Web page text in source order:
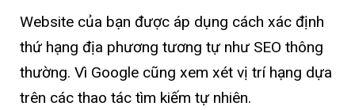
Website của bạn được áp dụng cách xác định
thứ hạng địa phương tương tự như SEO thông
thường. Vì Google cũng xem xét vị trí hạng dựa
trên các thao tác tìm kiếm tự nhiên.